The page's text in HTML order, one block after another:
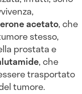
acetato, che
stesso,
prostata e
, che
trasportato
tumore.